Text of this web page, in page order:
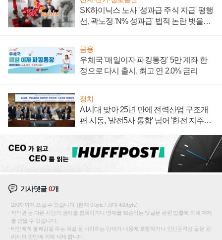
SK하이닉스 노사 '성과급 주식 지급' 평행
선, 곽노정 'N% 성과급' 법적 논란 벗을지
금융
우체국 '매일이자 파킹통장' 5만 계좌 한
정으로 다시 출시, 최고 연 2.0% 금리
정치
AI시대 맞아 25년 만에 전력산업 구조개
편 시동, '발전5사 통합' 넘어 '한전 지주사'
기사댓글0개
200자까지 쓰실 수 있습니다. (현재 0 byte / 최대 400byte)
저작권 등 다른 사람의 권리를 침해하거나 명예를 훼손하는 댓글은 관련 법률에 의해 제재
를 받을 수 있습니다.
타인에게 불쾌감을 주는 욕설 등 비하하는 단어가 내용에 포함되거나 인신공격성 글은 관
리자의 판단에 의해 삭제 합니다.